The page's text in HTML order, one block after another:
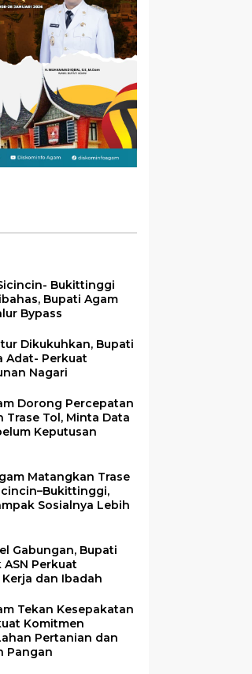
Bukittinggi
Bupati Agam
Bypass
Dikukuhkan, Bupati
Adat- Perkuat
Nagari
Dorong Percepatan
Trase Tol, Minta Data
Keputusan
Matangkan Trase
Sosialnya Lebih
Gabungan, Bupati
ASN Perkuat
dan Ibadah
Tekan Kesepakatan
Komitmen
Pertanian dan
Pangan